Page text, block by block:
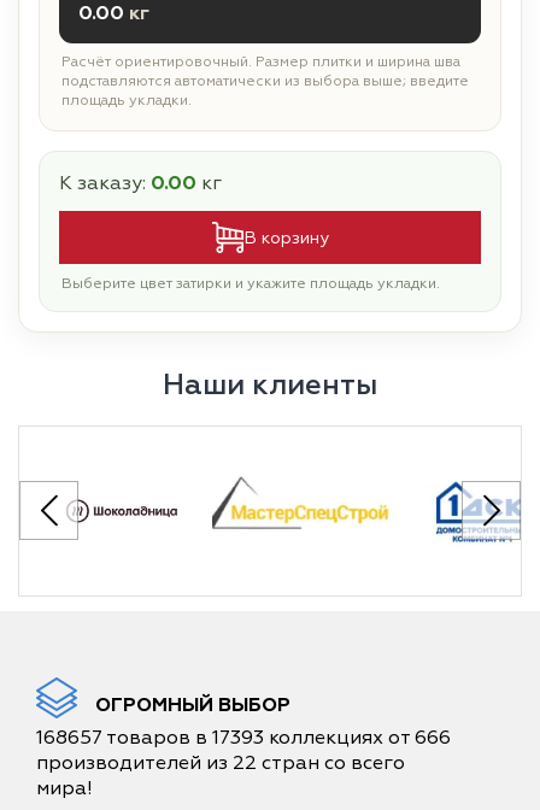
0.00 кг
Расчёт ориентировочный. Размер плитки и ширина шва
подставляются автоматически из выбора выше; введите
площадь укладки.
К заказу: 0.00 кг
В корзину
Выберите цвет затирки и укажите площадь укладки.
Наши клиенты
ОГРОМНЫЙ ВЫБОР
168657 товаров в 17393 коллекциях от 666
производителей из 22 стран со всего
мира!